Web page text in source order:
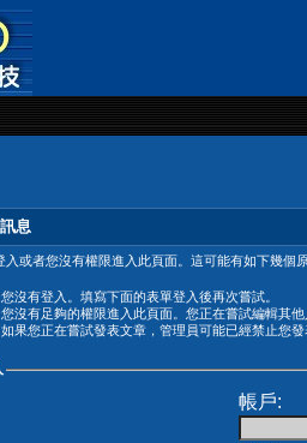
息
入或者您沒有權限進入此頁面。這可能有如下幾個
您沒有登入。填寫下面的表單登入後再次嘗試。
您沒有足夠的權限進入此頁面。您正在嘗試編輯其
如果您正在嘗試發表文章，管理員可能已經禁止您
帳戶: